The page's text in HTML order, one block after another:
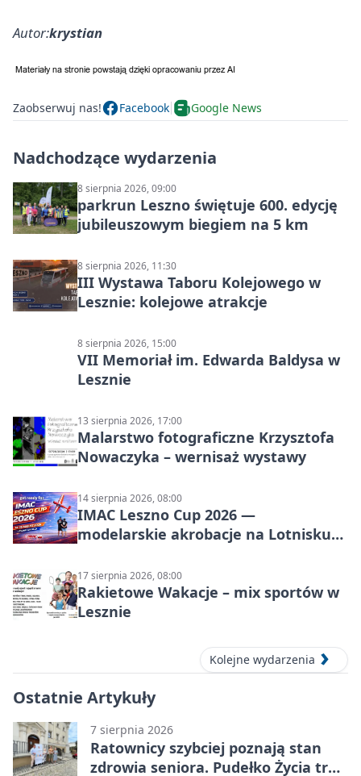
Autor:krystian
Zaobserwuj nas! Facebook Google News
Nadchodzące wydarzenia
8 sierpnia 2026, 09:00
parkrun Leszno świętuje 600. edycję
jubileuszowym biegiem na 5 km
8 sierpnia 2026, 11:30
III Wystawa Taboru Kolejowego w
Lesznie: kolejowe atrakcje
8 sierpnia 2026, 15:00
VII Memoriał im. Edwarda Baldysa w
Lesznie
13 sierpnia 2026, 17:00
Malarstwo fotograficzne Krzysztofa
Nowaczyka – wernisaż wystawy
14 sierpnia 2026, 08:00
IMAC Leszno Cup 2026 —
modelarskie akrobacje na Lotnisku
17 sierpnia 2026, 08:00
Rakietowe Wakacje – mix sportów w
Lesznie
Kolejne wydarzenia
Ostatnie Artykuły
7 sierpnia 2026
Ratownicy szybciej poznają stan
zdrowia seniora. Pudełko Życia trafi